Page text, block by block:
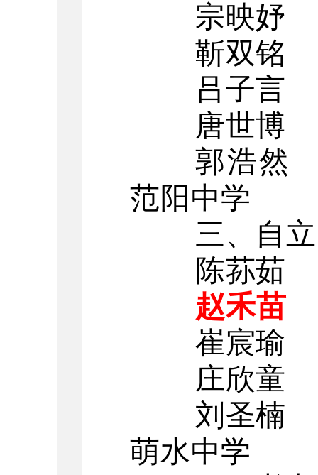
宗映妤
靳双铭
吕子言
唐世博
郭浩然
范阳中学
三、自
陈荪茹
赵禾苗
崔宸瑜
庄欣童
刘圣楠
萌水中学